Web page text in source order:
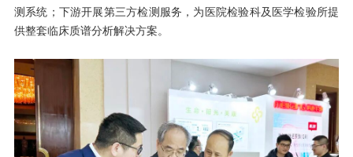
测系统；下游开展第三方检测服务，为医院检验科及医学检验所提
供整套临床质谱分析解决方案。